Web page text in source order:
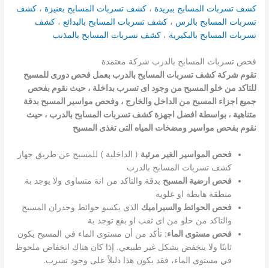
كشف تسربات المسابح ببريدة ،كشف تسربات المسابح بعنيزة ،كشف
تسربات المسابح بالرس ، كشف تسربات المسابح بالبدائع ، كشف
تسربات المسابح بالبكيرية ،كشف تسربات المسابح بالمذنب
فحص تسربات المسابح بالدرب شركة معتمدة
تقوم شركة كشف تسربات المسابح بالدرب بعمل فحص دورى للمسبح
للتاكد من خلو المسبح من وجود اى تسرب بداخلة ، حيث نقوم بفحص
جميع اجزاء المسبح من الداخل والخارج ، وفحص مواسير المسبح بدقة
متناهية ، بواسطة افضل اجهزة كشف تسربات المسابح بالدرب ، حيث
نقوم بفحص مواسير ومضخات المياه التى تغذى المسبح
فحص المواسير الغير مرئية ( الداخلية ) للمسبح عن طريق جهاز
كشف تسربات المسابح بالدرب
فحص ارضية المسبح بدقة والتاكد من انة متساوى ولا يوجد بة
منطقة هابطة او علوية
فحص الحوائط والسيراميك الذى يكسو حوائط وجدران المسبح
والتاكد من خلو من اى ثقب او بقع توجد بة
فحص مستوى الماء: تأكد من أن مستوى الماء في المسبح يكون
ثابتًا ولا ينخفض بشكل غير طبيعي. إذا كان هناك انخفاض ملحوظ
في مستوى الماء، فقد يكون هذا دليلاً على وجود تسرب.